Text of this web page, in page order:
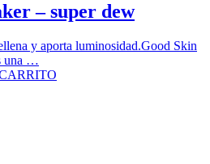
– super dew
y aporta luminosidad.Good Skin
una …